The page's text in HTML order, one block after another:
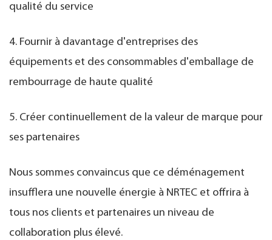
qualité du service
4. Fournir à davantage d'entreprises des
équipements et des consommables d'emballage de
rembourrage de haute qualité
5. Créer continuellement de la valeur de marque pour
ses partenaires
Nous sommes convaincus que ce déménagement
insufflera une nouvelle énergie à NRTEC et offrira à
tous nos clients et partenaires un niveau de
collaboration plus élevé.